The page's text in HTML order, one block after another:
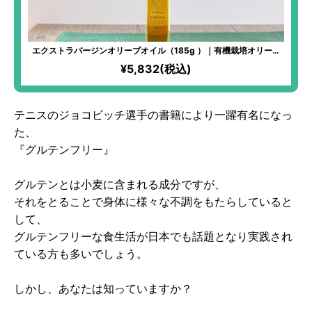
エクストラバージンオリーブオイル（185g ）｜有機栽培オリーブ
100%｜冷凍搾油で鮮度バツグン！生食にピッタリな甘い味わいのア
ルベキーナ種使用！エグみなしですーっと飲める「オリーブのジュ
ース」！
¥5,832(税込)
テニスのジョコビッチ選手の書籍により一躍有名になっ
た、
『グルテンフリー』
グルテンとは小麦に含まれる成分ですが、
それをとることで身体に様々な不調をもたらしていると
して、
グルテンフリーな食生活が日本でも話題となり実践され
ている方も多いでしょう。
しかし、あなたは知っていますか？